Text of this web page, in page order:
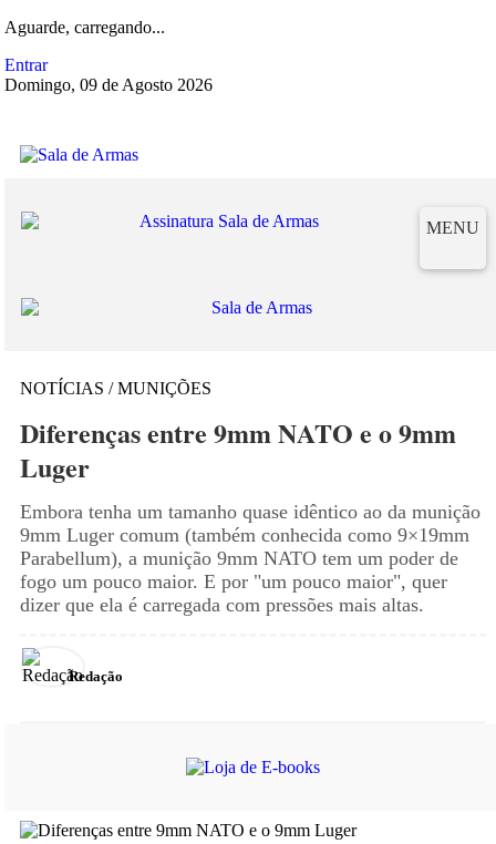
Aguarde, carregando...
Entrar
Domingo, 09 de Agosto 2026
MENU
NOTÍCIAS / MUNIÇÕES
Diferenças entre 9mm NATO e o 9mm
Luger
Embora tenha um tamanho quase idêntico ao da munição
9mm Luger comum (também conhecida como 9×19mm
Parabellum), a munição 9mm NATO tem um poder de
fogo um pouco maior. E por "um pouco maior", quer
dizer que ela é carregada com pressões mais altas.
Redação